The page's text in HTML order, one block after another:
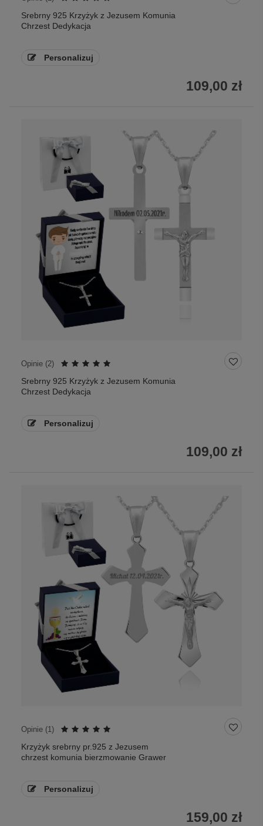
Srebrny 925 Krzyżyk z Jezusem Komunia
Chrzest Dedykacja
Personalizuj
109,00 zł
Opinie (2)
Srebrny 925 Krzyżyk z Jezusem Komunia
Chrzest Dedykacja
Personalizuj
109,00 zł
Opinie (1)
Krzyżyk srebrny pr.925 z Jezusem
chrzest komunia bierzmowanie Grawer
Personalizuj
159,00 zł